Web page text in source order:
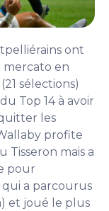
ont
en
sélections)
Top 14 à avoir
les
profite
Tisseron mais a
pour
qui a parcourus
et joué le plus